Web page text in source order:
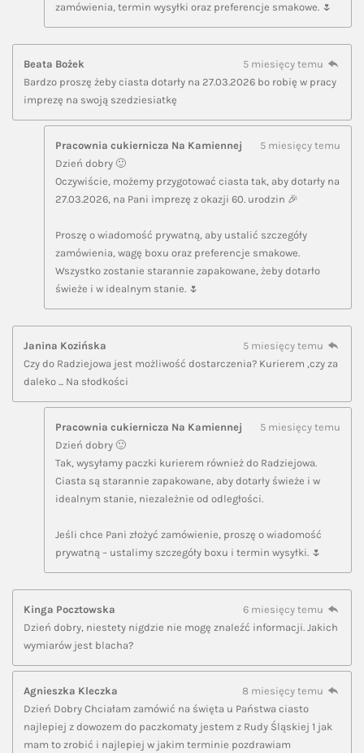
zamówienia, termin wysyłki oraz preferencje smakowe. 🌷
Beata Bożek
5 miesięcy temu
Bardzo proszę żeby ciasta dotarły na 27.03.2026 bo robię w pracy
imprezę na swoją szedziesiatkę
Pracownia cukiernicza Na Kamiennej
5 miesięcy temu
Dzień dobry 🙂
Oczywiście, możemy przygotować ciasta tak, aby dotarły na
27.03.2026, na Pani imprezę z okazji 60. urodzin 🎉
Proszę o wiadomość prywatną, aby ustalić szczegóły
zamówienia, wagę boxu oraz preferencje smakowe.
Wszystko zostanie starannie zapakowane, żeby dotarło
świeże i w idealnym stanie. 🌷
Janina Kozińska
5 miesięcy temu
Czy do Radziejowa jest możliwość dostarczenia? Kurierem ,czy za
daleko ... Na słodkości
Pracownia cukiernicza Na Kamiennej
5 miesięcy temu
Dzień dobry 🙂
Tak, wysyłamy paczki kurierem również do Radziejowa.
Ciasta są starannie zapakowane, aby dotarły świeże i w
idealnym stanie, niezależnie od odległości.
Jeśli chce Pani złożyć zamówienie, proszę o wiadomość
prywatną – ustalimy szczegóły boxu i termin wysyłki. 🌷
Kinga Pocztowska
6 miesięcy temu
Dzień dobry, niestety nigdzie nie mogę znaleźć informacji. Jakich
wymiarów jest blacha?
Agnieszka Kleczka
8 miesięcy temu
Dzień Dobry Chciałam zamówić na święta u Państwa ciasto
najlepiej z dowozem do paczkomaty jestem z Rudy Śląskiej 1 jak
mam to zrobić i najlepiej w jakim terminie pozdrawiam